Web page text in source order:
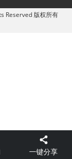
Reserved 版权所有
一键分享